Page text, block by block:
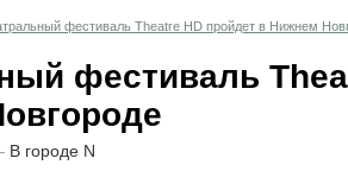
фестиваль Theatre HD пройдет в Нижнем
фестиваль
В городе N